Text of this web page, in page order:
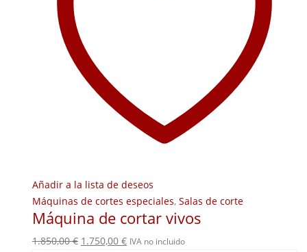
Añadir a la lista de deseos
Máquinas de cortes especiales, Salas de corte
Máquina de cortar vivos
1.850,00€ El1.750,00 €ElIVA no incluido